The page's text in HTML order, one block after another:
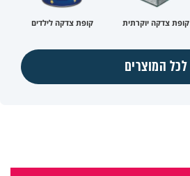
קופת צדקה יוקרתית קופת צדקה לילדים
לכל המוצרים